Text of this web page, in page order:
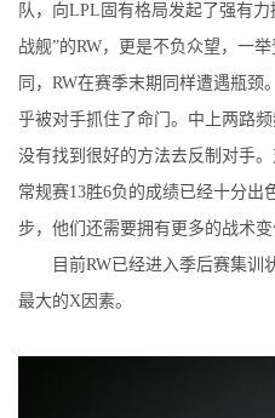
队，向LPL固有格局发起了强有
战舰”的RW，更是不负众望，一
同，RW在赛季末期同样遭遇瓶颈
乎被对手抓住了命门。中上两路
没有找到很好的方法去反制对手
常规赛13胜6负的成绩已经十分出
步，他们还需要拥有更多的战术变
目前RW已经进入季后赛集训
最大的X因素。